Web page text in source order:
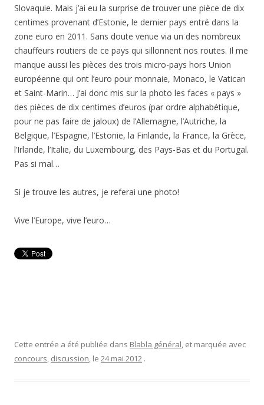
Slovaquie. Mais j’ai eu la surprise de trouver une pièce de dix
centimes provenant d’Estonie, le dernier pays entré dans la
zone euro en 2011. Sans doute venue via un des nombreux
chauffeurs routiers de ce pays qui sillonnent nos routes. Il me
manque aussi les pièces des trois micro-pays hors Union
européenne qui ont l’euro pour monnaie, Monaco, le Vatican
et Saint-Marin… J’ai donc mis sur la photo les faces « pays »
des pièces de dix centimes d’euros (par ordre alphabétique,
pour ne pas faire de jaloux) de l’Allemagne, l’Autriche, la
Belgique, l’Espagne, l’Estonie, la Finlande, la France, la Grèce,
l’Irlande, l’Italie, du Luxembourg, des Pays-Bas et du Portugal.
Pas si mal…
Si je trouve les autres, je referai une photo!
Vive l’Europe, vive l’euro…
Cette entrée a été publiée dans Blabla général, et marquée avec
concours, discussion, le 24 mai 2012 .